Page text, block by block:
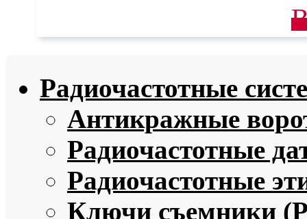
Радиочастотные
Антикражные
Радиочастотные
Радиочастотные
Ключи съемники